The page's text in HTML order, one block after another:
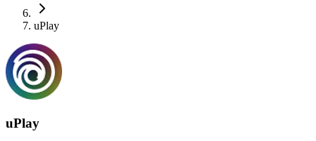
uPlay
uPlay